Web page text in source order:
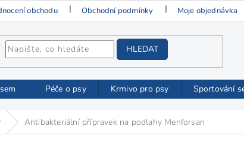
obchodu Obchodní podmínky Moje objednávka
HLEDAT
Péče o psy Krmivo pro psy Sportování
Antibakteriální přípravek na podlahy Menforsan